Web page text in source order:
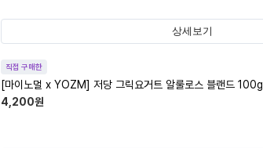
상세보기
직접 구매한
[마이노멀 x YOZM] 저당 그릭요거트 알룰로스 블랜드 100g
4,200원